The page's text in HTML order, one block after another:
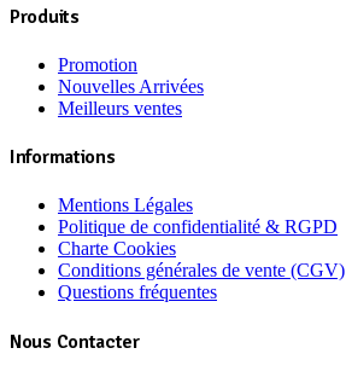
Produits
Promotion
Nouvelles Arrivées
Meilleurs ventes
Informations
Mentions Légales
Politique de confidentialité & RGPD
Charte Cookies
Conditions générales de vente (CGV)
Questions fréquentes
Nous Contacter